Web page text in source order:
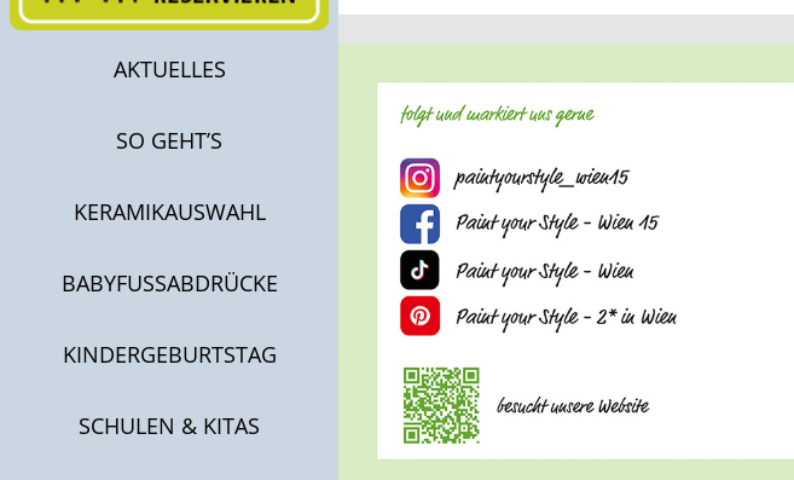
AKTUELLES
SO GEHT’S
KERAMIKAUSWAHL
BABYFUSSABDRÜCKE
KINDERGEBURTSTAG
SCHULEN & KITAS